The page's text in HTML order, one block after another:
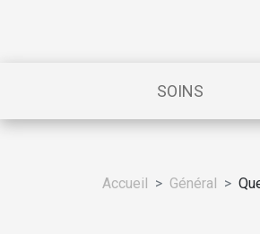
SOINS
Accueil Général